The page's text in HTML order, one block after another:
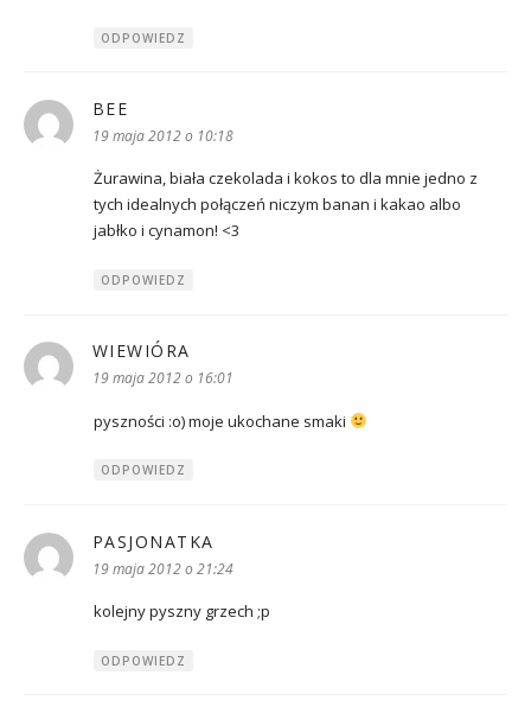
ODPOWIEDZ
BEE
19 maja 2012 o 10:18
Żurawina, biała czekolada i kokos to dla mnie jedno z
tych idealnych połączeń niczym banan i kakao albo
jabłko i cynamon! <3
ODPOWIEDZ
WIEWIÓRA
19 maja 2012 o 16:01
pyszności :o) moje ukochane smaki
ODPOWIEDZ
PASJONATKA
19 maja 2012 o 21:24
kolejny pyszny grzech ;p
ODPOWIEDZ